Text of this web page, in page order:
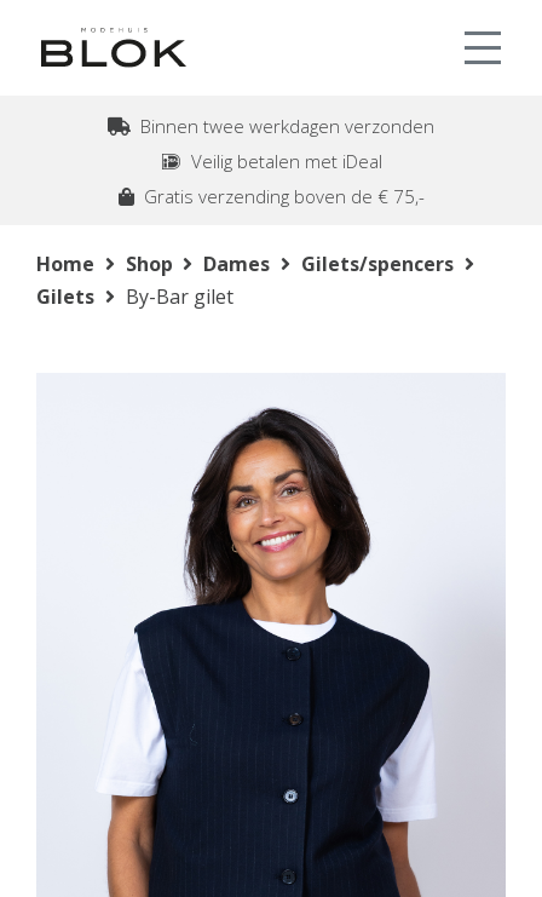
Binnen twee werkdagen verzonden
Veilig betalen met iDeal
Gratis verzending boven de € 75,-
Home Shop Dames
Gilets/spencers
Gilets
By-Bar gilet